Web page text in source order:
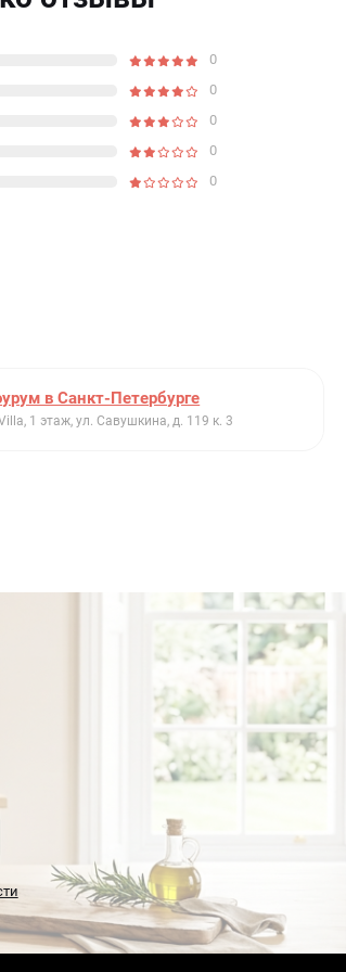
0
0
0
0
0
в Санкт-Петербурге
1 этаж, ул. Савушкина, д. 119 к. 3